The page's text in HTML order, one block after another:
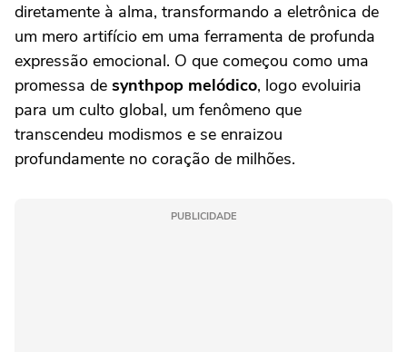
diretamente à alma, transformando a eletrônica de
um mero artifício em uma ferramenta de profunda
expressão emocional. O que começou como uma
promessa de synthpop melódico, logo evoluiria
para um culto global, um fenômeno que
transcendeu modismos e se enraizou
profundamente no coração de milhões.
PUBLICIDADE